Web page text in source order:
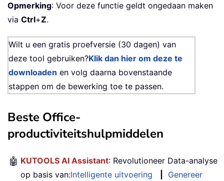
Opmerking: Voor deze functie geldt ongedaan maken
via Ctrl+Z.
Wilt u een gratis proefversie (30 dagen) van
deze tool gebruiken?Klik dan hier om deze te
downloaden en volg daarna bovenstaande
stappen om de bewerking toe te passen.
Beste Office-
productiviteitshulpmiddelen
🤖 KUTOOLS AI Assistant: Revolutioneer Data-analyse
op basis van:Intelligente uitvoering
Genereer